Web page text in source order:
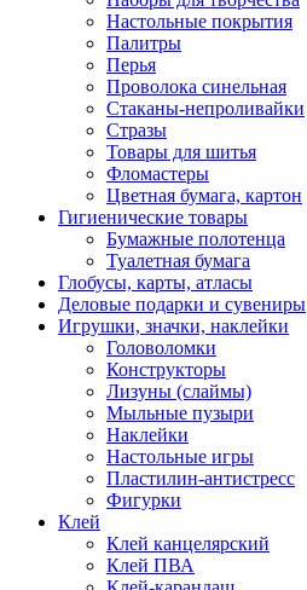
Настольные покрытия
Палитры
Перья
Проволока синельная
Стаканы-непроливайки
Стразы
Товары для шитья
Фломастеры
Цветная бумага, картон
Гигиенические товары
Бумажные полотенца
Туалетная бумага
Глобусы, карты, атласы
Деловые подарки и сувениры
Игрушки, значки, наклейки
Головоломки
Конструкторы
Лизуны (слаймы)
Мыльные пузыри
Наклейки
Настольные игры
Пластилин-антистресс
Фигурки
Клей
Клей канцелярский
Клей ПВА